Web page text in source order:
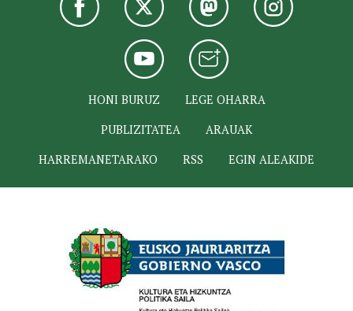
HONI BURUZ
LEGE OHARRA
PUBLIZITATEA
ARAUAK
HARREMANETARAKO
RSS EGIN ALEAKIDE